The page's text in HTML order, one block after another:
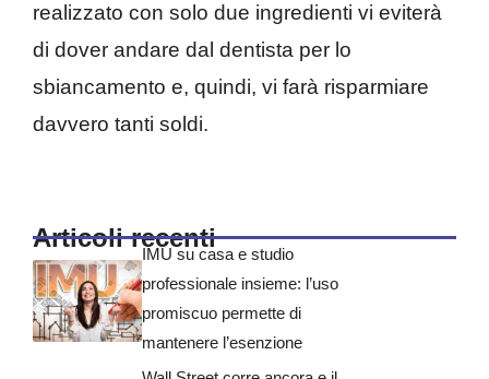
realizzato con solo due ingredienti vi eviterà
di dover andare dal dentista per lo
sbiancamento e, quindi, vi farà risparmiare
davvero tanti soldi.
Articoli recenti
IMU su casa e studio
professionale insieme: l’uso
promiscuo permette di
mantenere l’esenzione